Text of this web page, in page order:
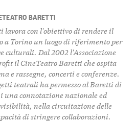
BARETTI
lavora con l'obiettivo di rendere il
a Torino un luogo di riferimento per
culturali. Dal 2002 l'Associazione
il CineTeatro Baretti che ospita
e rassegne, concerti e conferenze.
teatrali ha permesso al Baretti di
una connotazione nazionale ed
nella circuitazione delle
di stringere collaborazioni.